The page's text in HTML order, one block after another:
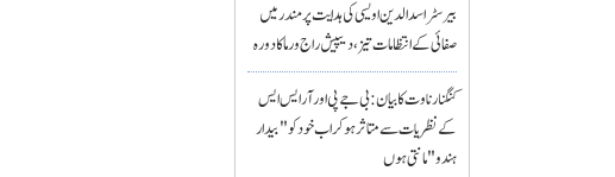
بیرسٹر اسدالدین اویسی کی ہدایت پر مندر میں
صفائی کے انتظامات تیز، دیپیش راج ورما کا دورہ
کنگنا رناوت کا بیان: بی جے پی اور آر ایس ایس
کے نظریات سے متاثر ہو کر اب خود کو "بیدار
ہندو" مانتی ہوں